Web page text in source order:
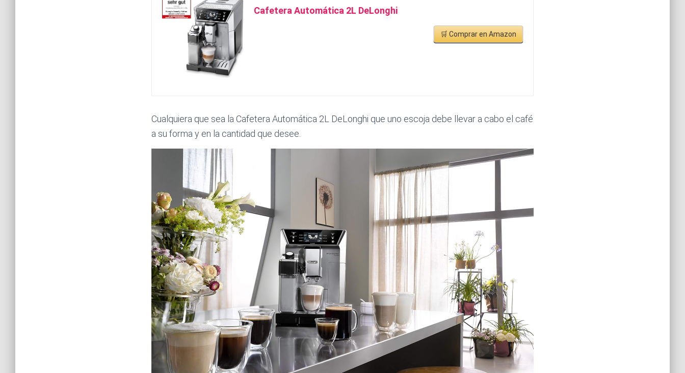
Cafetera Automática 2L DeLonghi
🛒 Comprar en Amazon
Cualquiera que sea la Cafetera Automática 2L DeLonghi que uno escoja debe llevar a cabo el café
a su forma y en la cantidad que desee.